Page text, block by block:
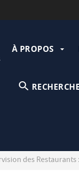
principale
À PROPOS
des